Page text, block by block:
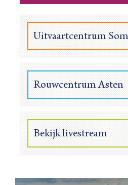
Uitvaartcentrum
Rouwcentrum Asten
Bekijk livestream